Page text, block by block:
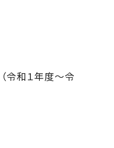
令和１年度～令